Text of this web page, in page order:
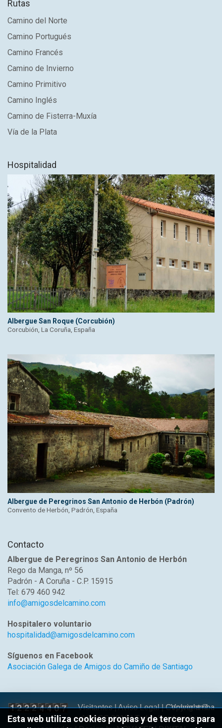
Rutas
Camino del Norte
Camino Portugués
Camino Francés
Camino de Invierno
Camino Primitivo
Camino Inglés
Camino de Fisterra-Muxía
Vía de la Plata
Hospitalidad
Albergue San Roque (Corcubión)
Corcubión, La Coruña, España
Albergue de Peregrinos San Antonio de Herbón (Padrón)
Convento de Herbón, Padrón, España
Contacto
Albergue de Peregrinos San Antonio de Herbón
Rego da Manga, nº 56
Padrón - A Coruña - C.P. 15915
Tel: 679 460 942
info@amigosdelcamino.com
Hospitalero voluntario
hospitalidad@amigosdelcamino.com
Síguenos en Facebook
Asociación Galega de Amigos do Camiño de Santiago
Volver arriba
Visitantes |Aviso Legal| Copyright ©
AGACS 2017 | Todos los derechos
Esta web utiliza cookies propias y de terceros para